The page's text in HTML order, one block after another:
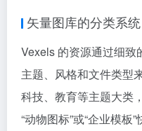
矢量图库的分类系统
Vexels 的资源通过细致
主题、风格和文件类型
科技、教育等主题大类
“动物图标”或“企业模板